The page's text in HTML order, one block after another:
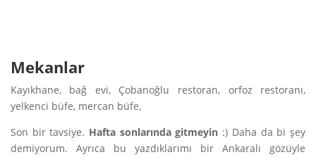
Mekanlar
Kayıkhane, bağ evi, Çobanoğlu restoran, orfoz restoranı,
yelkenci büfe, mercan büfe,
Son bir tavsiye. Hafta sonlarında gitmeyin :) Daha da bi şey
demiyorum. Ayrıca bu yazdıklarımı bir Ankaralı gözüyle